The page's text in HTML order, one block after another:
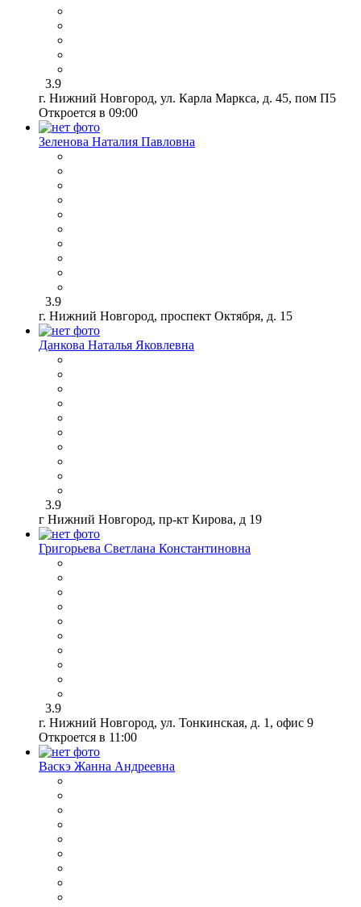
3.9
г. Нижний Новгород, ул. Карла Маркса, д. 45, пом П5
Откроется в 09:00
Зеленова Наталия Павловна
3.9
г. Нижний Новгород, проспект Октября, д. 15
Данкова Наталья Яковлевна
3.9
г Нижний Новгород, пр-кт Кирова, д 19
Григорьева Светлана Константиновна
3.9
г. Нижний Новгород, ул. Тонкинская, д. 1, офис 9
Откроется в 11:00
Васкэ Жанна Андреевна